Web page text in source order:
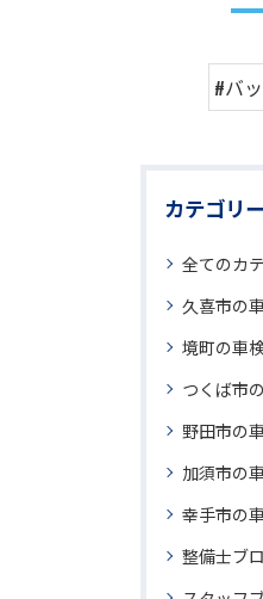
#バ
カテゴリー
全てのカ
久喜市の
境町の車
つくば市
野田市の
加須市の
幸手市の
整備士ブ